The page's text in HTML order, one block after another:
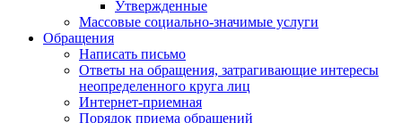
Утвержденные
Массовые социально-значимые услуги
Обращения
Написать письмо
Ответы на обращения, затрагивающие интересы
неопределенного круга лиц
Интернет-приемная
Порядок приема обращений